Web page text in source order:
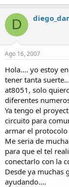
D
Ago 16, 2007
Hola.... yo estoy
tener tanta
at8051, solo
diferentes
Ya tengo el
circuito para
armar el protocolo
Me seria de
para que el tel
conectarlo con la
Desde ya muchas
ayudando....